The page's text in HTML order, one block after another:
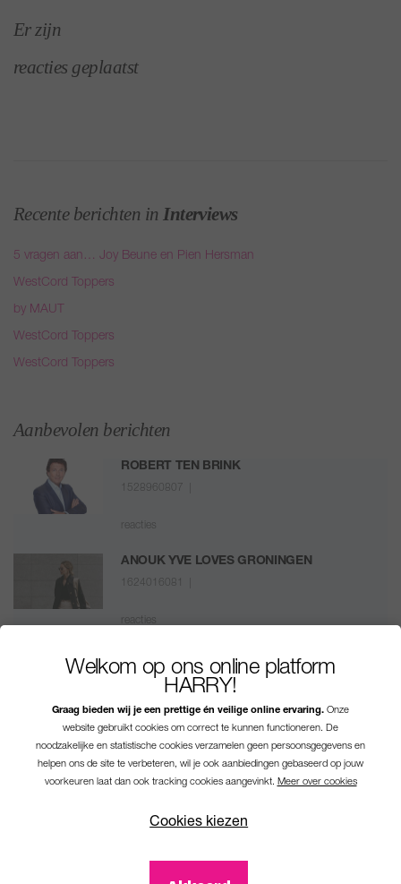
Welkom op ons online platform
HARRY!
Graag bieden wij je een prettige én veilige online ervaring. Onze
website gebruikt cookies om correct te kunnen functioneren. De
noodzakelijke en statistische cookies verzamelen geen persoonsgegevens en
helpen ons de site te verbeteren, wil je ook aanbiedingen gebaseerd op jouw
voorkeuren laat dan ook tracking cookies aangevinkt. Meer over cookies
Cookies kiezen
Er zijn
reacties geplaatst
Recente berichten in Interviews
5 vragen aan… Joy Beune en Pien Hersman
WestCord Toppers
by MAUT
WestCord Toppers
WestCord Toppers
Aanbevolen berichten
ROBERT TEN BRINK
1528960807 |
reacties
ANOUK YVE LOVES GRONINGEN
1624016081 |
reacties
IN GESPREK MET IRIS TROMP
1730469705 |
reacties